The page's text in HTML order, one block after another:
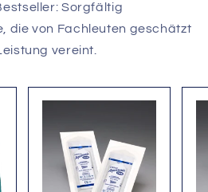
Sorgfältig
die von Fachleuten geschätzt
vereint.